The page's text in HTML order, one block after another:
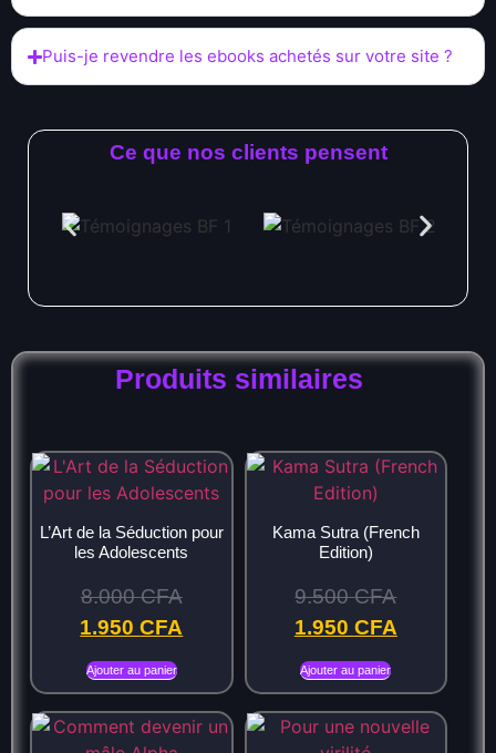
Puis-je revendre les ebooks achetés sur votre site ?
Ce que nos clients pensent
Produits similaires
L’Art de la Séduction pour
les Adolescents
8.000CFA
1.950CFA
Ajouter au panier
Kama Sutra (French
Edition)
9.500CFA
1.950 CFA
Ajouter au panier